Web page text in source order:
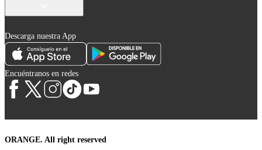
Descarga nuestra App
Encuéntranos en redes
ORANGE. All right reserved